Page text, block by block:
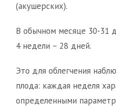
(акушерских).
В обычном месяце 30-31
4 недели – 28 дней.
Это для облегчения
плода: каждая неделя
определенными